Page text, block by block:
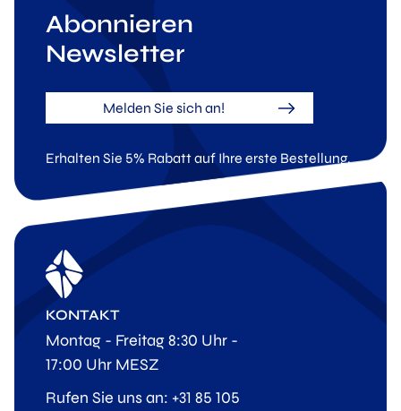
Abonnieren
Newsletter
Melden Sie sich an!
Erhalten Sie 5% Rabatt auf Ihre erste Bestellung.
KONTAKT
Montag - Freitag 8:30 Uhr -
17:00 Uhr MESZ
Rufen Sie uns an: +31 85 105